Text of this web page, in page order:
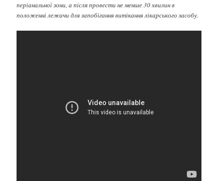
періанальної зони, а після провести не менше 30 хвилин в
положенні лежачи для запобігання витікання лікарського засобу.